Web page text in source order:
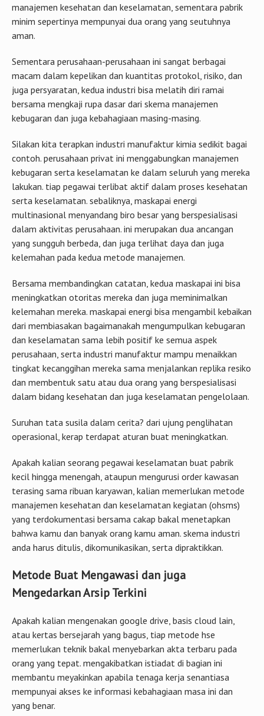
manajemen kesehatan dan keselamatan, sementara pabrik
minim sepertinya mempunyai dua orang yang seutuhnya
aman.
Sementara perusahaan-perusahaan ini sangat berbagai
macam dalam kepelikan dan kuantitas protokol, risiko, dan
juga persyaratan, kedua industri bisa melatih diri ramai
bersama mengkaji rupa dasar dari skema manajemen
kebugaran dan juga kebahagiaan masing-masing.
Silakan kita terapkan industri manufaktur kimia sedikit bagai
contoh. perusahaan privat ini menggabungkan manajemen
kebugaran serta keselamatan ke dalam seluruh yang mereka
lakukan. tiap pegawai terlibat aktif dalam proses kesehatan
serta keselamatan. sebaliknya, maskapai energi
multinasional menyandang biro besar yang berspesialisasi
dalam aktivitas perusahaan. ini merupakan dua ancangan
yang sungguh berbeda, dan juga terlihat daya dan juga
kelemahan pada kedua metode manajemen.
Bersama membandingkan catatan, kedua maskapai ini bisa
meningkatkan otoritas mereka dan juga meminimalkan
kelemahan mereka. maskapai energi bisa mengambil kebaikan
dari membiasakan bagaimanakah mengumpulkan kebugaran
dan keselamatan sama lebih positif ke semua aspek
perusahaan, serta industri manufaktur mampu menaikkan
tingkat kecanggihan mereka sama menjalankan replika resiko
dan membentuk satu atau dua orang yang berspesialisasi
dalam bidang kesehatan dan juga keselamatan pengelolaan.
Suruhan tata susila dalam cerita? dari ujung penglihatan
operasional, kerap terdapat aturan buat meningkatkan.
Apakah kalian seorang pegawai keselamatan buat pabrik
kecil hingga menengah, ataupun mengurusi order kawasan
terasing sama ribuan karyawan, kalian memerlukan metode
manajemen kesehatan dan keselamatan kegiatan (ohsms)
yang terdokumentasi bersama cakap bakal menetapkan
bahwa kamu dan banyak orang kamu aman. skema industri
anda harus ditulis, dikomunikasikan, serta dipraktikkan.
Metode Buat Mengawasi dan juga
Mengedarkan Arsip Terkini
Apakah kalian mengenakan google drive, basis cloud lain,
atau kertas bersejarah yang bagus, tiap metode hse
memerlukan teknik bakal menyebarkan akta terbaru pada
orang yang tepat. mengakibatkan istiadat di bagian ini
membantu meyakinkan apabila tenaga kerja senantiasa
mempunyai akses ke informasi kebahagiaan masa ini dan
yang benar.